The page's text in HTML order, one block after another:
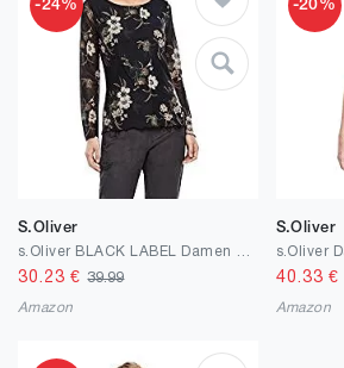
-24%
S.Oliver
30.23 €39.99
Amazon
-20%
S.Oliver
40.33 €
Amazon